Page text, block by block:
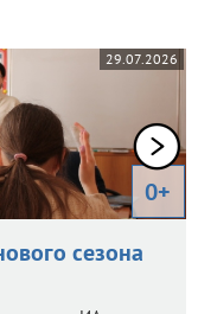
29.07.2026
0+
сезона